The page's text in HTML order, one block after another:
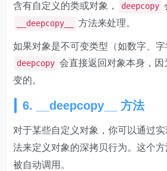
含有自定义的类或对象，
deepcopy
__deepcopy__ 方法来处理。
如果对象是不可变类型（如数字、字
deepcopy 会直接返回对象本身，
变的。
6. __deepcopy__ 方法
对于某些自定义对象，你可以通过实
法来定义对象的深拷贝行为。这个方
被自动调用。